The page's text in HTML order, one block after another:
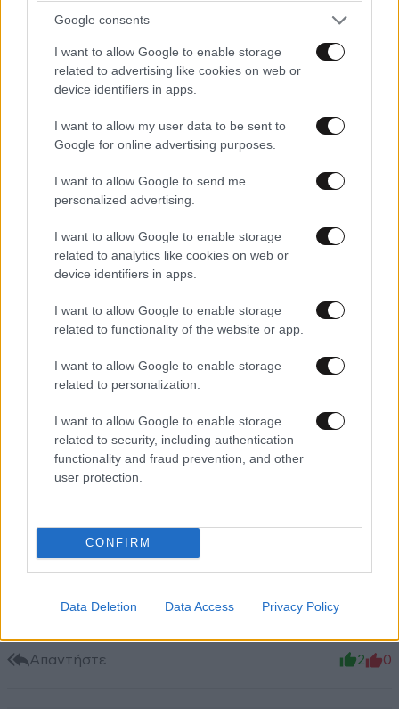
Google consents
I want to allow Google to enable storage
related to advertising like cookies on web or
device identifiers in apps.
I want to allow my user data to be sent to
Google for online advertising purposes.
I want to allow Google to send me
personalized advertising.
I want to allow Google to enable storage
related to analytics like cookies on web or
device identifiers in apps.
I want to allow Google to enable storage
related to functionality of the website or app.
I want to allow Google to enable storage
related to personalization.
I want to allow Google to enable storage
related to security, including authentication
functionality and fraud prevention, and other
user protection.
CONFIRM
Data Deletion Data Access Privacy Policy
ΣΧΌΛΙΑ ΑΝΑΓΝΩΣΤΏΝ
ΠΡΟΣΘΕΣΤΕ ΤΟ ΣΧΟΛΙΟ ΣΑΣ
Xαρακτήρες: 0/1000
Διαβάστε και ακολουθήστε τους κανόνες σχολιασμού
Απαντήστε 2 0